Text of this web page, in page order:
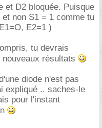
et D2 bloquée. Puisque
non S1 = 1 comme tu
E2=1 )
tu devrais
résultats
diode n'est pas
expliqué .. saches-le
pour l'instant